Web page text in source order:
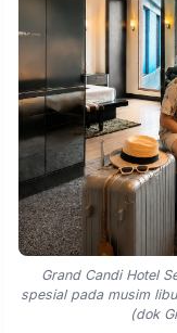
Grand Candi Hotel
spesial pada musim
(dok